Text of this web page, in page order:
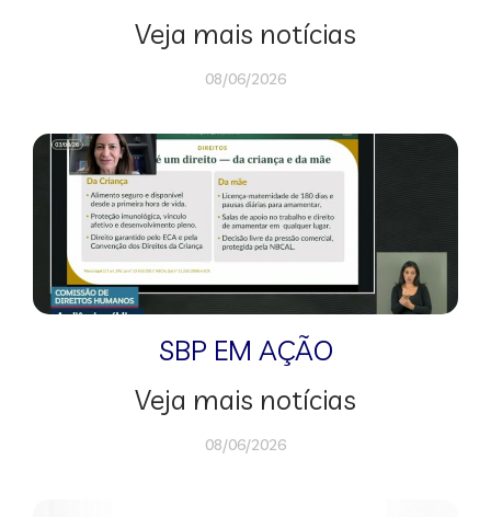
Veja mais notícias
08/06/2026
SBP EM AÇÃO
Veja mais notícias
08/06/2026